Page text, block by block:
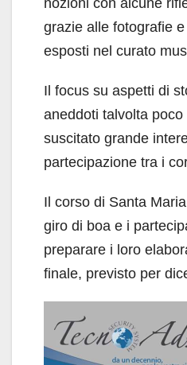
nozioni con alcune
grazie alle fotografie
esposti nel curato
Il focus su aspetti di
aneddoti talvolta
suscitato grande
partecipazione tra i
Il corso di Santa
giro di boa e i
preparare i loro
finale, previsto per